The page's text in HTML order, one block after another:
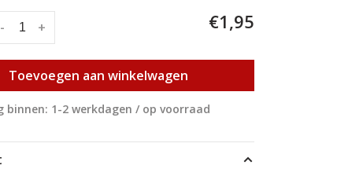
+
- €1,95
Toevoegen aan winkelwagen
binnen: 1-2 werkdagen / op voorraad